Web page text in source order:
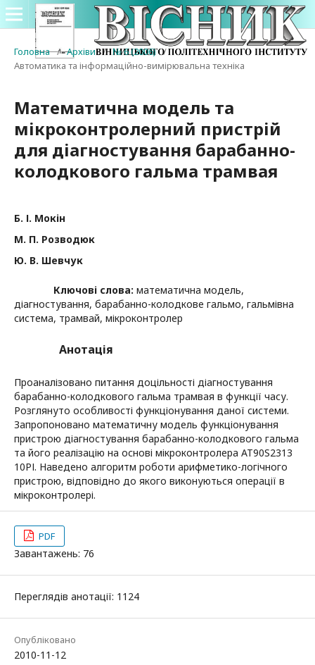
Головна / Архіви / № 6 (2006) /
Автоматика та інформаційно-вимірювальна техніка
Математична модель та
мікроконтролерний пристрій
для діагностування барабанно-
колодкового гальма трамвая
Б. І. Мокін
М. П. Розводюк
Ю. В. Шевчук
Ключові слова: математична модель,
діагностування, барабанно-колодкове гальмо, гальмівна
система, трамвай, мікроконтролер
Анотація
Проаналізовано питання доцільності діагностування
барабанно-колодкового гальма трамвая в функції часу.
Розглянуто особливості функціонування даної системи.
Запропоновано математичну модель функціонування
пристрою діагностування барабанно-колодкового гальма
та його реалізацію на основі мікроконтролера AT90S2313
10РІ. Наведено алгоритм роботи арифметико-логічного
пристрою, відповідно до якого виконуються операції в
мікроконтролері.
PDF
Завантажень: 76
Переглядів анотації: 1124
Опубліковано
2010-11-12